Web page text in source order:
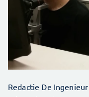
Redactie De Ingenieur